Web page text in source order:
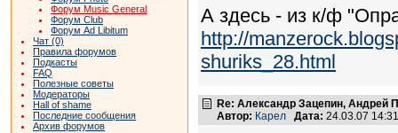
Форум Music General
Форум Club
Форум Ad Libitum
Чат (0)
Правила форумов
Подкасты
FAQ
Полезные советы
Модераторы
Hall of shame
Последние сообщения
Архив форумов
А здесь - из к/ф
http://
shuriks_28.html
Re: Александр Зацепин, Андрей
Автор: Карел Дата: 24.03.07